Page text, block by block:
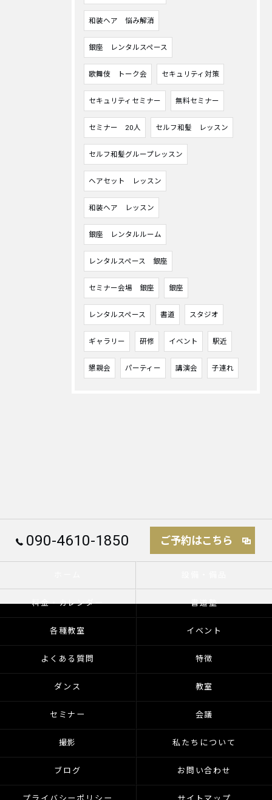
和装ヘア 悩み解消
銀座 レンタルスペース
歌舞伎 トーク会 セキュリティ対策
セキュリティセミナー 無料セミナー
セミナー 20人 セルフ和髪 レッスン
セルフ和髪グループレッスン
ヘアセット レッスン
和装ヘア レッスン
銀座 レンタルルーム
レンタルスペース 銀座
セミナー会場 銀座 銀座
レンタルスペース 書道 スタジオ
ギャラリー 研修 イベント 駅近
懇親会 パーティー 講演会 子連れ
090-4610-1850 ご予約はこちら
料金・カレンダー 書道塾
各種教室 イベント
よくある質問 特徴
ダンス 教室
セミナー 会議
撮影 私たちについて
ブログ お問い合わせ